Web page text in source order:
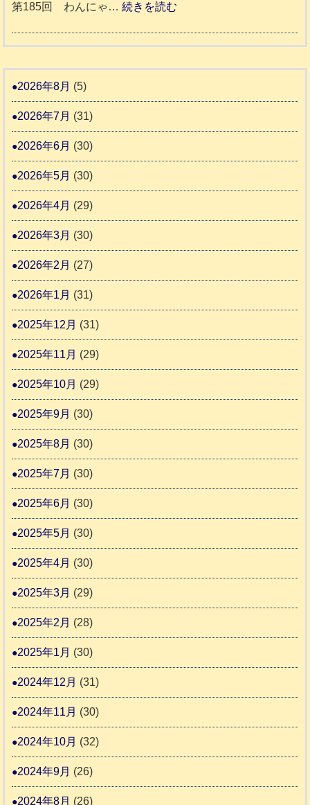
ま
ま
動
進
会
2
第185回 わんにゃ…続きを読む
8
わ
ゃ
っ
間
2026年8月 (5)
2026年7月 (31)
2026年6月 (30)
2026年5月 (30)
2026年4月 (29)
2026年3月 (30)
2026年2月 (27)
2026年1月 (31)
2025年12月 (31)
2025年11月 (29)
2025年10月 (29)
2025年9月 (30)
2025年8月 (30)
2025年7月 (30)
2025年6月 (30)
2025年5月 (30)
2025年4月 (30)
2025年3月 (29)
2025年2月 (28)
2025年1月 (30)
2024年12月 (31)
2024年11月 (30)
2024年10月 (32)
2024年9月 (26)
2024年8月 (26)